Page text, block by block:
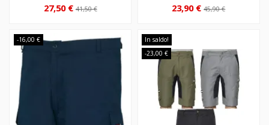
27,50 €41,50 € 23,90 €45,90 €
-16,00 €
In saldo!
-23,00 €